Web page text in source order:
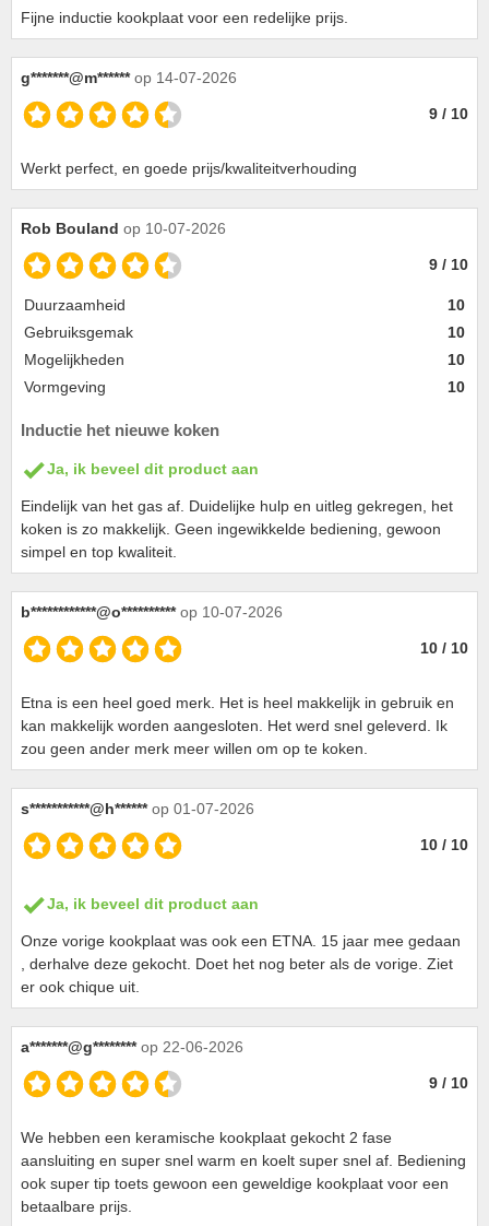
Fijne inductie kookplaat voor een redelijke prijs.
g*******@m****** op 14-07-2026
9 / 10
Werkt perfect, en goede prijs/kwaliteitverhouding
Rob Bouland op 10-07-2026
9 / 10
Duurzaamheid
10
Gebruiksgemak
10
Mogelijkheden
10
Vormgeving
10
Inductie het nieuwe koken
Ja, ik beveel dit product aan
Eindelijk van het gas af. Duidelijke hulp en uitleg gekregen, het
koken is zo makkelijk. Geen ingewikkelde bediening, gewoon
simpel en top kwaliteit.
b************@o********** op 10-07-2026
10 / 10
Etna is een heel goed merk. Het is heel makkelijk in gebruik en
kan makkelijk worden aangesloten. Het werd snel geleverd. Ik
zou geen ander merk meer willen om op te koken.
s***********@h****** op 01-07-2026
10 / 10
Ja, ik beveel dit product aan
Onze vorige kookplaat was ook een ETNA. 15 jaar mee gedaan
, derhalve deze gekocht. Doet het nog beter als de vorige. Ziet
er ook chique uit.
a*******@g******** op 22-06-2026
9 / 10
We hebben een keramische kookplaat gekocht 2 fase
aansluiting en super snel warm en koelt super snel af. Bediening
ook super tip toets gewoon een geweldige kookplaat voor een
betaalbare prijs.